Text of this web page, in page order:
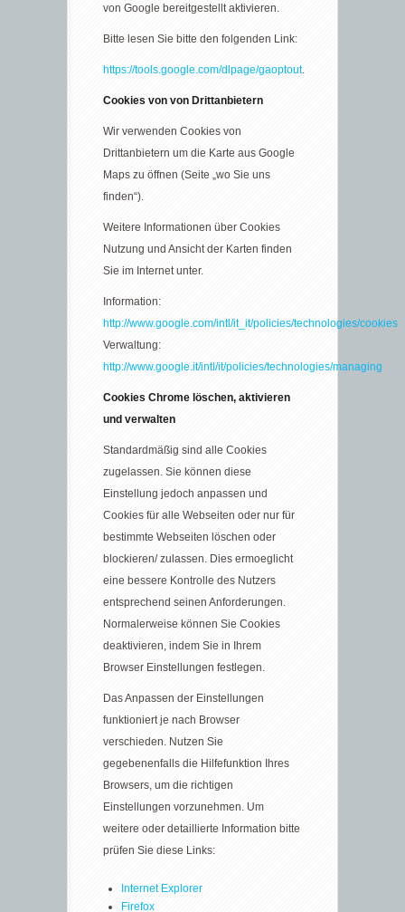
von Google bereitgestellt aktivieren.
Bitte lesen Sie bitte den folgenden Link:
https://tools.google.com/dlpage/gaoptout.
Cookies von von Drittanbietern
Wir verwenden Cookies von
Drittanbietern um die Karte aus Google
Maps zu öffnen (Seite „wo Sie uns
finden“).
Weitere Informationen über Cookies
Nutzung und Ansicht der Karten finden
Sie im Internet unter.
Information:
http://www.google.com/intl/it_it/policies/technologies/cookies
Verwaltung:
http://www.google.it/intl/it/policies/technologies/managing
Cookies Chrome löschen, aktivieren
und verwalten
Standardmäßig sind alle Cookies
zugelassen. Sie können diese
Einstellung jedoch anpassen und
Cookies für alle Webseiten oder nur für
bestimmte Webseiten löschen oder
blockieren/ zulassen. Dies ermoeglicht
eine bessere Kontrolle des Nutzers
entsprechend seinen Anforderungen.
Normalerweise können Sie Cookies
deaktivieren, indem Sie in Ihrem
Browser Einstellungen festlegen.
Das Anpassen der Einstellungen
funktioniert je nach Browser
verschieden. Nutzen Sie
gegebenenfalls die Hilfefunktion Ihres
Browsers, um die richtigen
Einstellungen vorzunehmen. Um
weitere oder detaillierte Information bitte
prüfen Sie diese Links:
Internet Explorer
Firefox